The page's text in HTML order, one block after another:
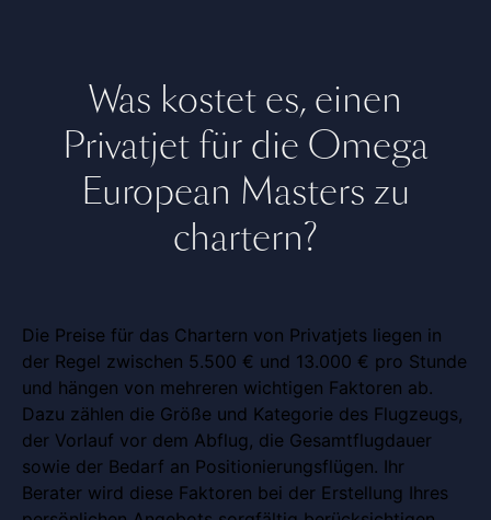
Was kostet es, einen
Privatjet für die Omega
European Masters zu
chartern?
Die Preise für das Chartern von Privatjets liegen in
der Regel zwischen 5.500 € und 13.000 € pro Stunde
und hängen von mehreren wichtigen Faktoren ab.
Dazu zählen die Größe und Kategorie des Flugzeugs,
der Vorlauf vor dem Abflug, die Gesamtflugdauer
sowie der Bedarf an Positionierungsflügen. Ihr
Berater wird diese Faktoren bei der Erstellung Ihres